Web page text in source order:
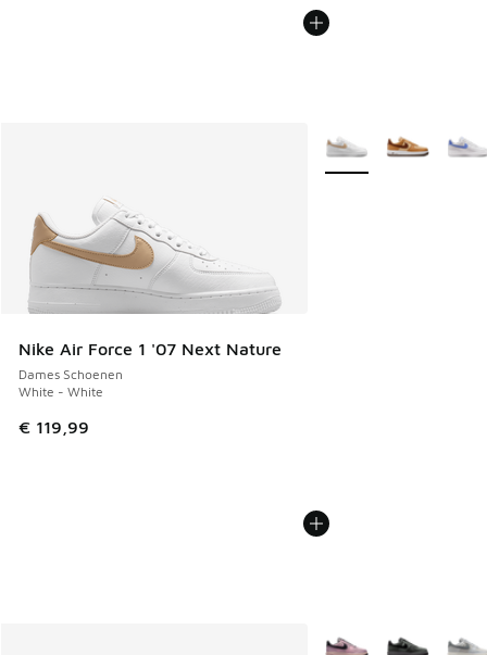
Nike Air Force 1 '07 Next Nature
Dames Schoenen
White - White
€ 119,99
Meer kleuren
Meer kleuren